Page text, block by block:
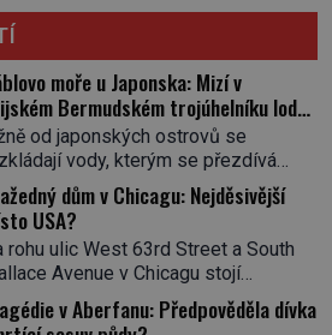
moře u Japonska: Mizí v
Bermudském trojúhelníku lodě
spárech neznámé síly?
od japonských ostrovů se
vody, kterým se přezdívá
moře. Vypráví se o lodích
beze stopy, podivných
zrádných proudech i mořských
kteří měli tyto končiny střežit už
legendách. Je tichomořský
trojúhelník skutečně prokletým
nebo se zde jen nebezpečná
dům v Chicagu: Nejděsivější
USA?
rohu ulic West 63rd Street a South
Avenue v Chicagu stojí
pošta. Nemá žádný speciální
ani pamětní desku. A přesto prý
v Aberfanu: Předpověděla dívka